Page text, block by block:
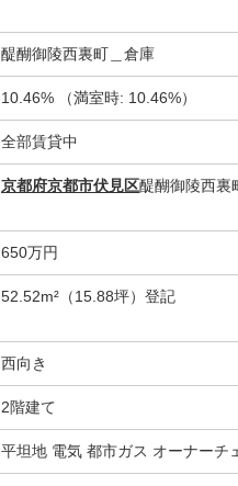
醍醐御陵西裏町＿倉庫
10.46% （満室時: 10.46%）
全部賃貸中
京都府京都市伏見区醍醐御陵西裏
650万円
52.52m²（15.88坪）登記
西向き
2階建て
平坦地 電気 都市ガス オーナーチ